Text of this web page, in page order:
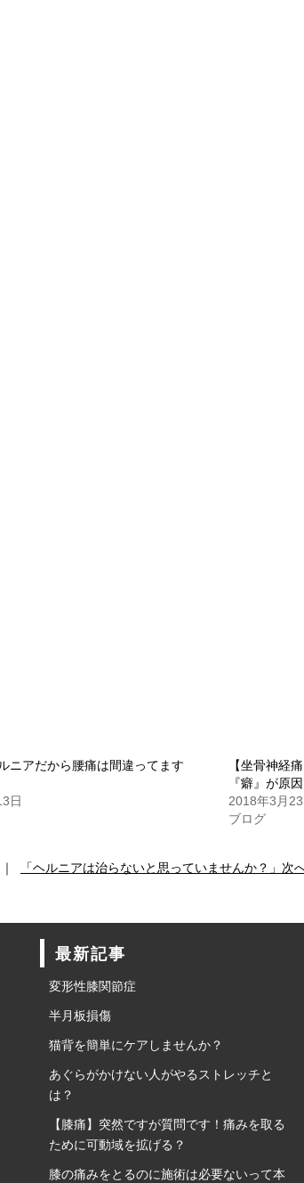
ニアだから腰痛は間違ってます
日
【坐骨神経
『癖』が原
2018年3月23
ブログ
｜ 「ヘルニアは治らないと思っていませんか？」次
最新記事
変形性膝関節症
半月板損傷
猫背を簡単にケアしませんか？
あぐらがかけない人がやるストレッチと
は？
【膝痛】突然ですが質問です！痛みを取る
ために可動域を拡げる？
膝の痛みをとるのに施術は必要ないって本